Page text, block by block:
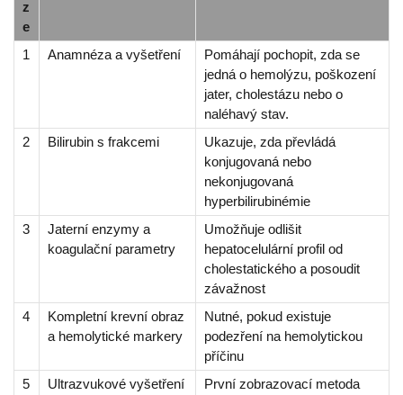
z
e
1
Anamnéza a vyšetření
Pomáhají pochopit, zda se
jedná o hemolýzu, poškození
jater, cholestázu nebo o
naléhavý stav.
2
Bilirubin s frakcemi
Ukazuje, zda převládá
konjugovaná nebo
nekonjugovaná
hyperbilirubinémie
3
Jaterní enzymy a
koagulační parametry
Umožňuje odlišit
hepatocelulární profil od
cholestatického a posoudit
závažnost
4
Kompletní krevní obraz
a hemolytické markery
Nutné, pokud existuje
podezření na hemolytickou
příčinu
5
Ultrazvukové vyšetření
První zobrazovací metoda